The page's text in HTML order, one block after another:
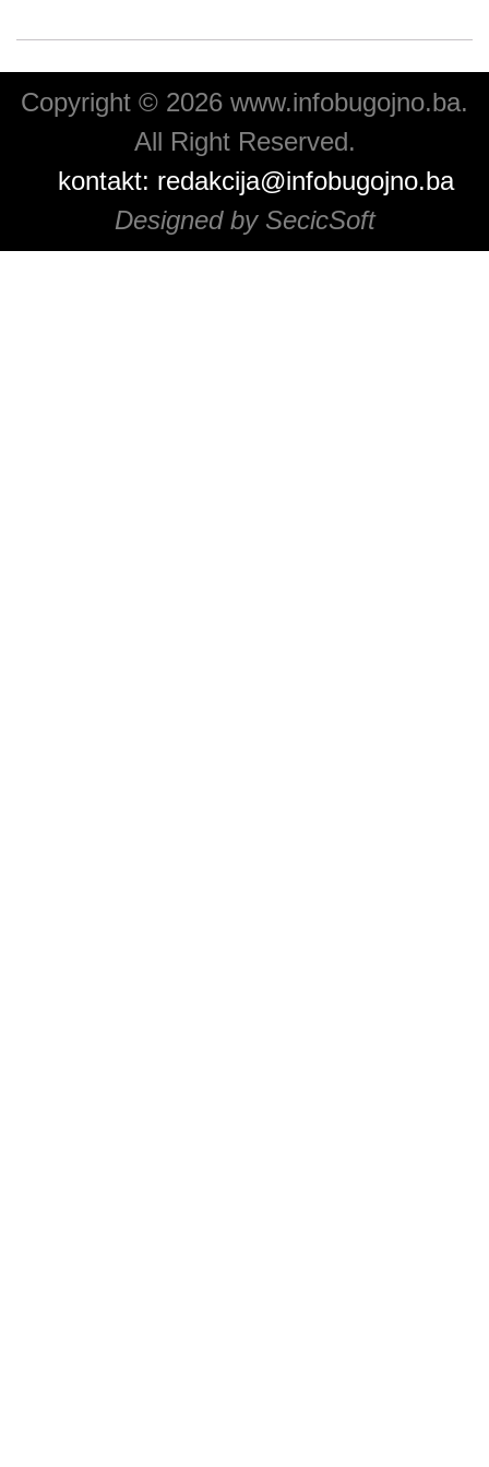
Copyright © 2026 www.infobugojno.ba.
All Right Reserved.
kontakt: redakcija@infobugojno.ba
Designed by SecicSoft